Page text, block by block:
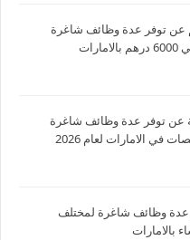
عن توفر عدة وظائف شاغرة
عن توفر عدة وظائف شاغرة
الامارات لعام 2026
عدة وظائف شاغرة لمختلف
بالامارات